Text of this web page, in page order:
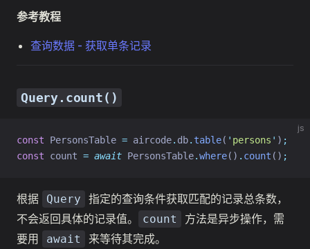
参考教程
查询数据 - 获取单条记录
Query.count()
js
const PersonsTable = aircode. db. table( ' persons ' ) ;
const count = await PersonsTable.where() . count () ;
根据 Query
指定的查询条件获取匹配的记录总条数，
不会返回具体的记录值。
count
方法是异步操作，需
要用
await 来等待其完成。